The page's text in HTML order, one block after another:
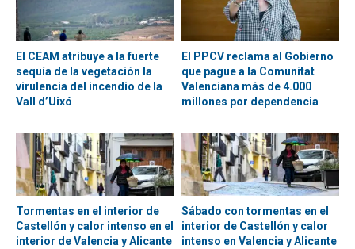
El CEAM atribuye a la fuerte
sequía de la vegetación la
virulencia del incendio de la
Vall d’Uixó
El PPCV reclama al Gobierno
que pague a la Comunitat
Valenciana más de 4.000
millones por dependencia
Tormentas en el interior de
Castellón y calor intenso en el
interior de Valencia y Alicante
Sábado con tormentas en el
interior de Castellón y calor
intenso en Valencia y Alicante